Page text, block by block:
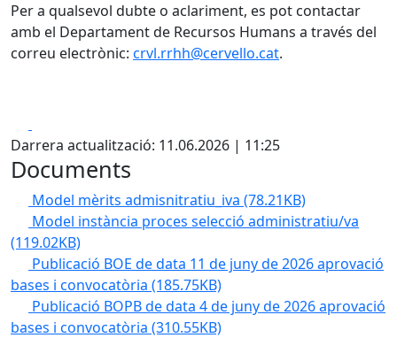
Per a qualsevol dubte o aclariment, es pot contactar
amb el Departament de Recursos Humans a través del
correu electrònic: crvl.rrhh@cervello.cat.
Darrera actualització: 11.06.2026 | 11:25
Documents
Model mèrits admisnitratiu_iva (78.21KB)
Model instància proces selecció administratiu/va
(119.02KB)
Publicació BOE de data 11 de juny de 2026 aprovació
bases i convocatòria (185.75KB)
Publicació BOPB de data 4 de juny de 2026 aprovació
bases i convocatòria (310.55KB)